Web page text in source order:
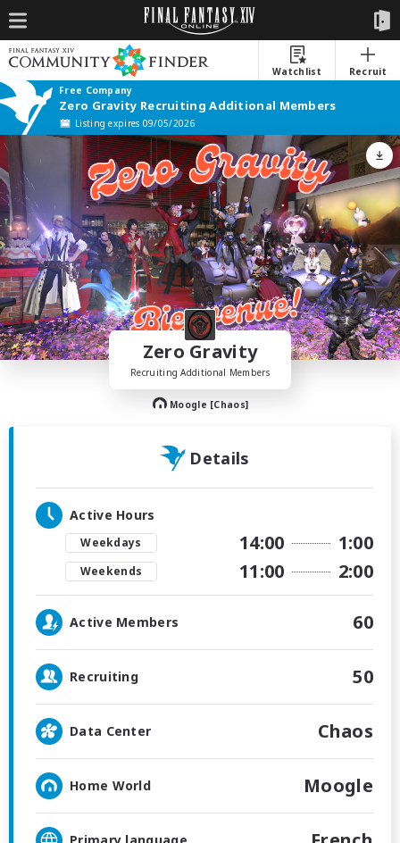
Watchlist
Recruit
Free Company
Zero Gravity Recruiting Additional Members
Listing expires 09/05/2026
Zero Gravity
Recruiting Additional Members
Moogle [Chaos]
Details
Active Hours
Weekdays 14:00 1:00
Weekends 11:00 2:00
Active Members 60
Recruiting 50
Data Center Chaos
Home World Moogle